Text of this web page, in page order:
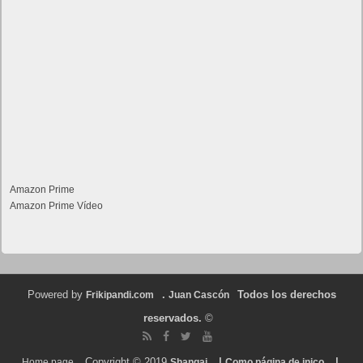
Amazon Prime
Amazon Prime Vídeo
Powered by Frikipandi.com . Juan Cascón
Todos los derechos
reservados. ©